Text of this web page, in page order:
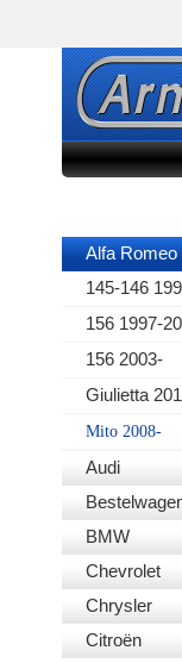
Alfa Romeo
145-146
156 1997-
156 2003-
Giulietta
Mito 2008-
Audi
BMW
Chevrolet
Chrysler
Citroën